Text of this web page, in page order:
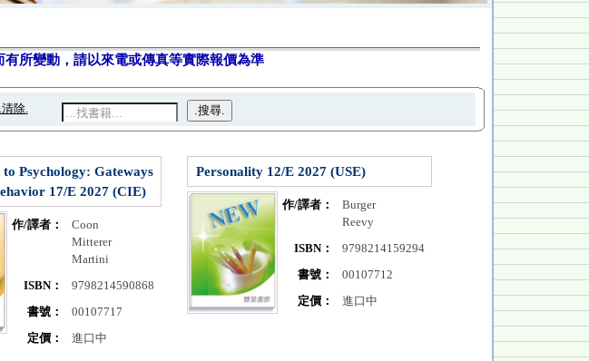
所變動，請以來電或傳真等實際報價為準
.清除.
Psychology: Gateways
17/E 2027 (CIE)
作/譯者：
Coon
Mitterer
Martini
ISBN：
9798214590868
書號：
00107717
定價：
進口中
Personality 12/E 2027 (USE)
作/譯者：
Burger
Reevy
ISBN：
9798214159294
書號：
00107712
定價：
進口中